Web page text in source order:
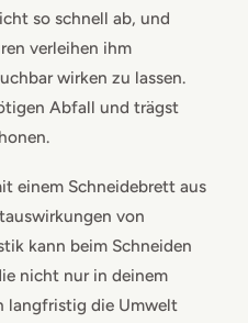
so schnell ab, und
verleihen ihm
wirken zu lassen.
Abfall und trägst
einem Schneidebrett aus
von
kann beim Schneiden
nicht nur in deinem
langfristig die Umwelt